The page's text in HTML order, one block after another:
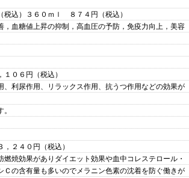
税込）３６０ｍｌ ８７４円（税込）
血糖値上昇の抑制，高血圧の予防，免疫力向上，美容
１０６円（税込）
利尿作用、リラックス作用、抗うつ作用などの効果が
２４０円（税込）
焼効果がありダイエット効果や血中コレステロール・
の含有量も多いのでメラニン色素の沈着を防ぐ働きが